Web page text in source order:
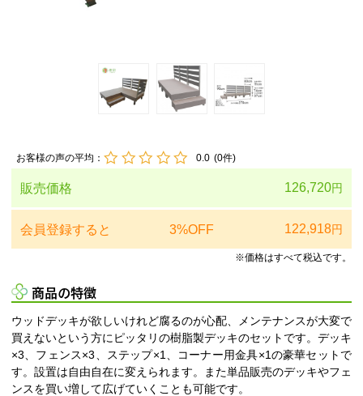
お客様の声の平均： 0.0 (0件)
販売価格 126,720円
会員登録すると 3%OFF 122,918円
※価格はすべて税込です。
商品の特徴
ウッドデッキが欲しいけれど腐るのが心配、メンテナンスが大変で
買えないという方にピッタリの樹脂製デッキのセットです。デッキ
×3、フェンス×3、ステップ×1、コーナー用金具×1の豪華セットで
す。設置は自由自在に変えられます。また単品販売のデッキやフェ
ンスを買い増して広げていくことも可能です。